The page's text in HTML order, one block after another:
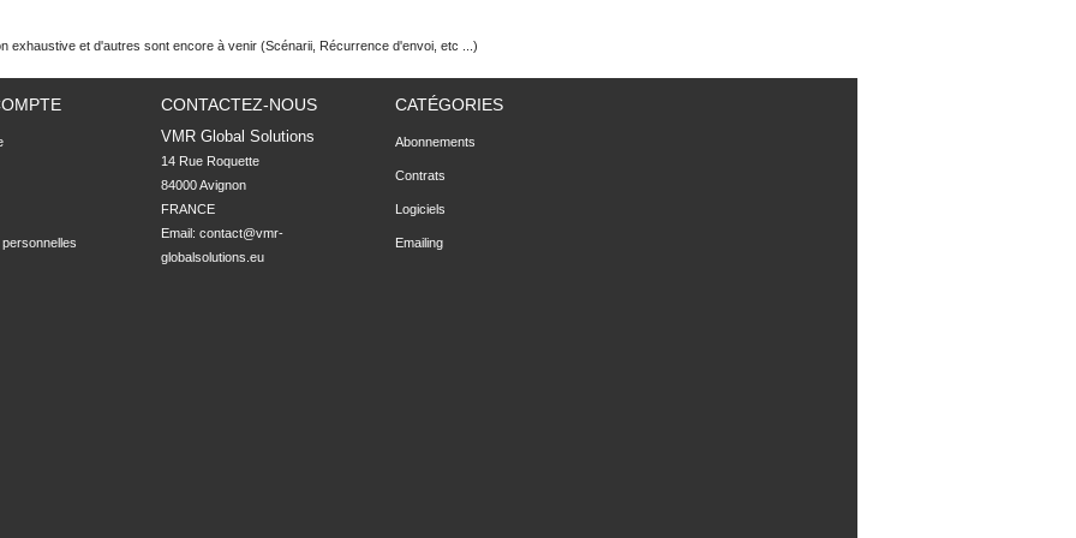
exhaustive et d'autres sont encore à venir (Scénarii, Récurrence d'envoi, etc ...)
CONTACTEZ-NOUS
VMR Global Solutions
14 Rue Roquette
84000 Avignon
FRANCE
Email: contact@vmr-
globalsolutions.eu
CATÉGORIES
Abonnements
Contrats
Logiciels
Emailing